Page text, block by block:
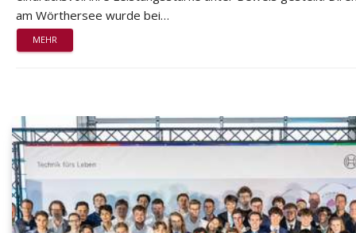
am Wörthersee wurde bei…
MEHR